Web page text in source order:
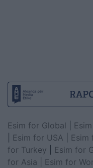
Esim for Global
Esim for USA Esim
for Turkey
Esim for
for Asia
Esim for